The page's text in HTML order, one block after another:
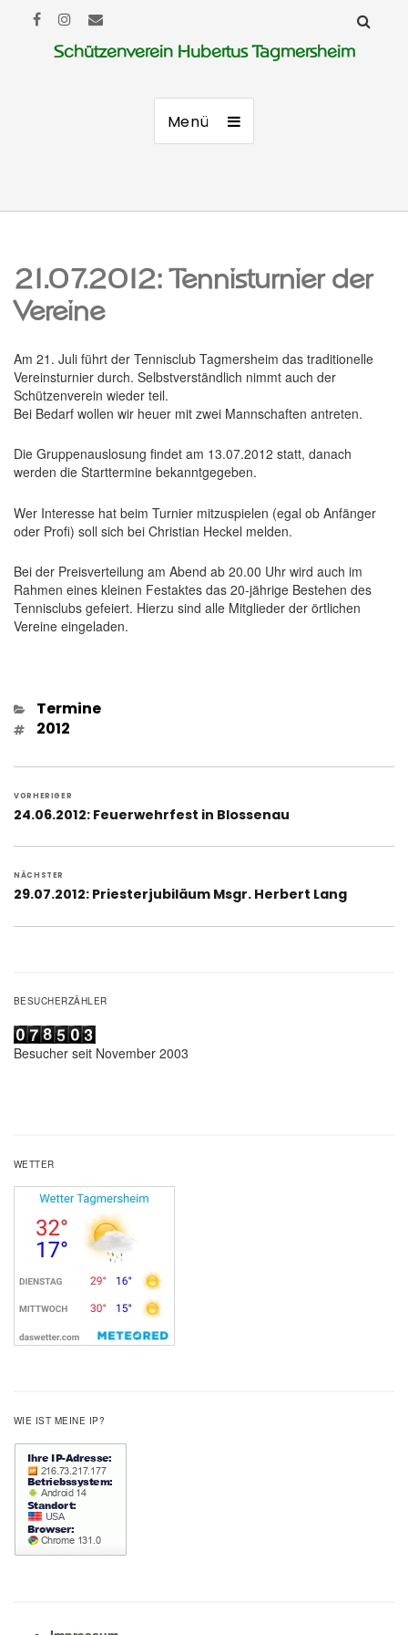
Schützenverein Hubertus Tagmersheim
Menü
21.07.2012: Tennisturnier der
Vereine
Am 21. Juli führt der Tennisclub Tagmersheim das traditionelle
Vereinsturnier durch. Selbstverständlich nimmt auch der
Schützenverein wieder teil.
Bei Bedarf wollen wir heuer mit zwei Mannschaften antreten.
Die Gruppenauslosung findet am 13.07.2012 statt, danach
werden die Starttermine bekanntgegeben.
Wer Interesse hat beim Turnier mitzuspielen (egal ob Anfänger
oder Profi) soll sich bei Christian Heckel melden.
Bei der Preisverteilung am Abend ab 20.00 Uhr wird auch im
Rahmen eines kleinen Festaktes das 20-jährige Bestehen des
Tennisclubs gefeiert. Hierzu sind alle Mitglieder der örtlichen
Vereine eingeladen.
Kategorien
Termine
Schlagwörter
2012
VORHERIGER
Vorheriger
24.06.2012: Feuerwehrfest in Blossenau
NÄCHSTER
Nächster
29.07.2012: Priesterjubiläum Msgr. Herbert Lang
BESUCHERZÄHLER
Besucher seit November 2003
WETTER
WIE IST MEINE IP?